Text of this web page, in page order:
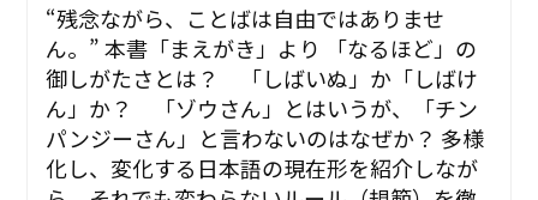
“残念ながら、ことばは自由ではありませ
ん。” ――本書「まえがき」より 「なるほど」の
御しがたさとは？ 「しばいぬ」か「しばけ
ん」か？ 「ゾウさん」とはいうが、「チン
パンジーさん」と言わないのはなぜか？ 多様
化し、変化する日本語の現在形を紹介しなが